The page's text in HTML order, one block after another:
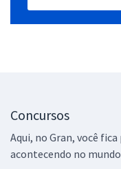
Concursos
Aqui, no Gran, você
acontecendo no